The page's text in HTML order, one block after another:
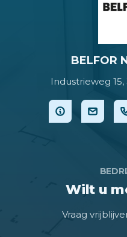
BELFOR
Industrieweg 15,
Wilt u
Vraag